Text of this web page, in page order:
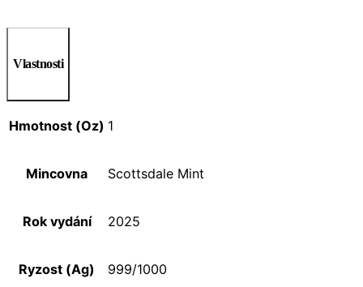
Vlastnosti
Hmotnost (Oz) 1
Mincovna Scottsdale Mint
Rok vydání 2025
Ryzost (Ag) 999/1000